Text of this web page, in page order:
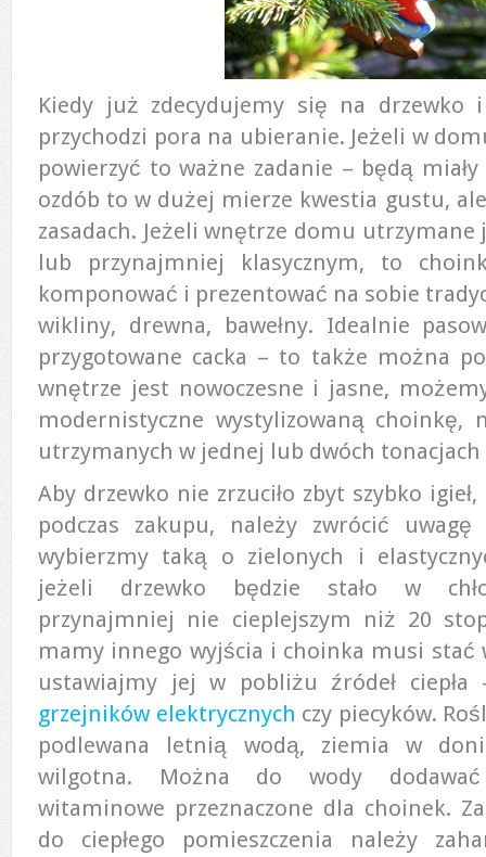
Kiedy już zdecydujemy się na
przychodzi pora na ubieranie. Jeżeli w
powierzyć to ważne zadanie – będą
ozdób to w dużej mierze kwestia gustu,
zasadach. Jeżeli wnętrze domu
lub przynajmniej klasycznym, to
komponować i prezentować na sobie
wikliny, drewna, bawełny. Idealnie
przygotowane cacka – to także można
wnętrze jest nowoczesne i jasne,
modernistyczne wystylizowaną choinkę,
utrzymanych w jednej lub dwóch
Aby drzewko nie zrzuciło zbyt szybko
podczas zakupu, należy zwrócić
wybierzmy taką o zielonych i
jeżeli drzewko będzie stało w
przynajmniej nie cieplejszym niż 20
mamy innego wyjścia i choinka musi stać
ustawiajmy jej w pobliżu źródeł ciepła
grzejników elektrycznych czy piecyków.
podlewana letnią wodą, ziemia w
wilgotna. Można do wody dodawać
witaminowe przeznaczone dla choinek.
do ciepłego pomieszczenia należy